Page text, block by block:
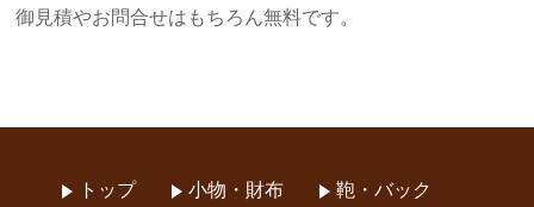
御見積やお問合せはもちろん無料です。
トップ 小物・財布 鞄・バック